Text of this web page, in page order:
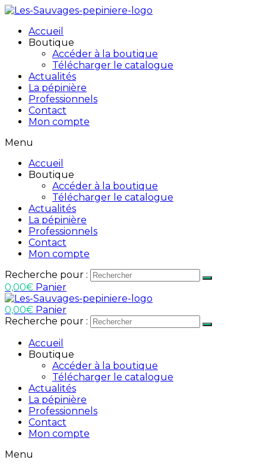
Accueil
Boutique
Accéder à la boutique
Télécharger le catalogue
Actualités
La pépinière
Professionnels
Contact
Mon compte
Menu
Accueil
Boutique
Accéder à la boutique
Télécharger le catalogue
Actualités
La pépinière
Professionnels
Contact
Mon compte
Recherche pour :
0,00€ Panier
0,00€ Panier
Recherche pour :
Accueil
Boutique
Accéder à la boutique
Télécharger le catalogue
Actualités
La pépinière
Professionnels
Contact
Mon compte
Menu